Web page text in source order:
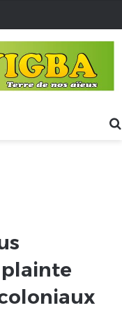
des « Évalas »